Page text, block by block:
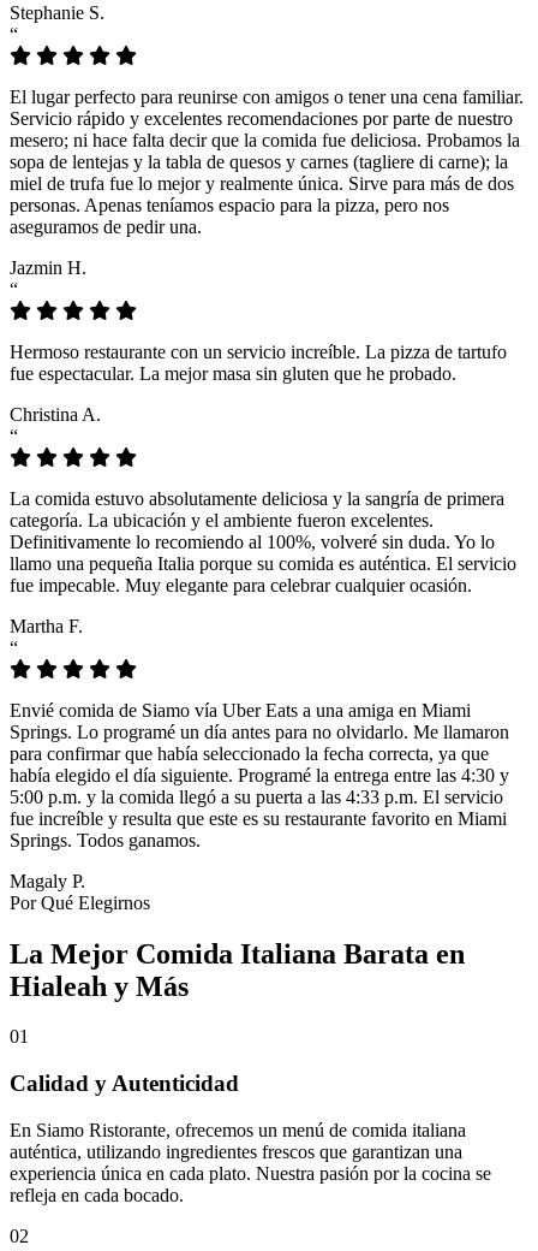
Stephanie S.
“
El lugar perfecto para reunirse con amigos o tener una cena familiar.
Servicio rápido y excelentes recomendaciones por parte de nuestro
mesero; ni hace falta decir que la comida fue deliciosa. Probamos la
sopa de lentejas y la tabla de quesos y carnes (tagliere di carne); la
miel de trufa fue lo mejor y realmente única. Sirve para más de dos
personas. Apenas teníamos espacio para la pizza, pero nos
aseguramos de pedir una.
Jazmin H.
“
Hermoso restaurante con un servicio increíble. La pizza de tartufo
fue espectacular. La mejor masa sin gluten que he probado.
Christina A.
“
La comida estuvo absolutamente deliciosa y la sangría de primera
categoría. La ubicación y el ambiente fueron excelentes.
Definitivamente lo recomiendo al 100%, volveré sin duda. Yo lo
llamo una pequeña Italia porque su comida es auténtica. El servicio
fue impecable. Muy elegante para celebrar cualquier ocasión.
Martha F.
“
Envié comida de Siamo vía Uber Eats a una amiga en Miami
Springs. Lo programé un día antes para no olvidarlo. Me llamaron
para confirmar que había seleccionado la fecha correcta, ya que
había elegido el día siguiente. Programé la entrega entre las 4:30 y
5:00 p.m. y la comida llegó a su puerta a las 4:33 p.m. El servicio
fue increíble y resulta que este es su restaurante favorito en Miami
Springs. Todos ganamos.
Magaly P.
Por Qué Elegirnos
La Mejor Comida Italiana Barata en
Hialeah y Más
01
Calidad y Autenticidad
En Siamo Ristorante, ofrecemos un menú de comida italiana
auténtica, utilizando ingredientes frescos que garantizan una
experiencia única en cada plato. Nuestra pasión por la cocina se
refleja en cada bocado.
02